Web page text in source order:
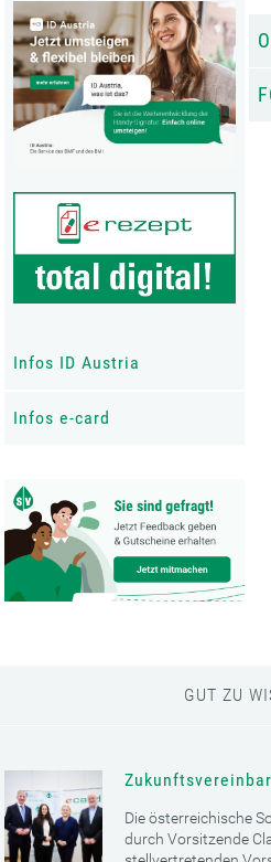
Infos ID Austria
Infos e-card
GUT ZU
Die österreichische
durch Vorsitzende